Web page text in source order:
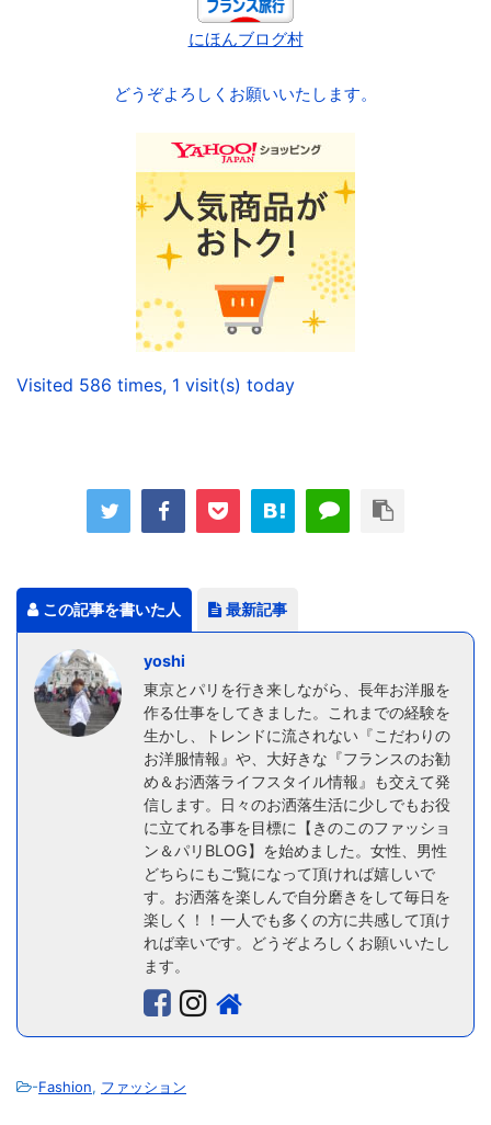
にほんブログ村
どうぞよろしくお願いいたします。
Visited 586 times, 1 visit(s) today
この記事を書いた人 最新記事
yoshi
東京とパリを行き来しながら、長年お洋服を
作る仕事をしてきました。これまでの経験を
生かし、トレンドに流されない『こだわりの
お洋服情報』や、大好きな『フランスのお勧
め＆お洒落ライフスタイル情報』も交えて発
信します。日々のお洒落生活に少しでもお役
に立てれる事を目標に【きのこのファッショ
ン＆パリBLOG】を始めました。女性、男性
どちらにもご覧になって頂ければ嬉しいで
す。お洒落を楽しんで自分磨きをして毎日を
楽しく！！一人でも多くの方に共感して頂け
れば幸いです。どうぞよろしくお願いいたし
ます。
-Fashion, ファッション